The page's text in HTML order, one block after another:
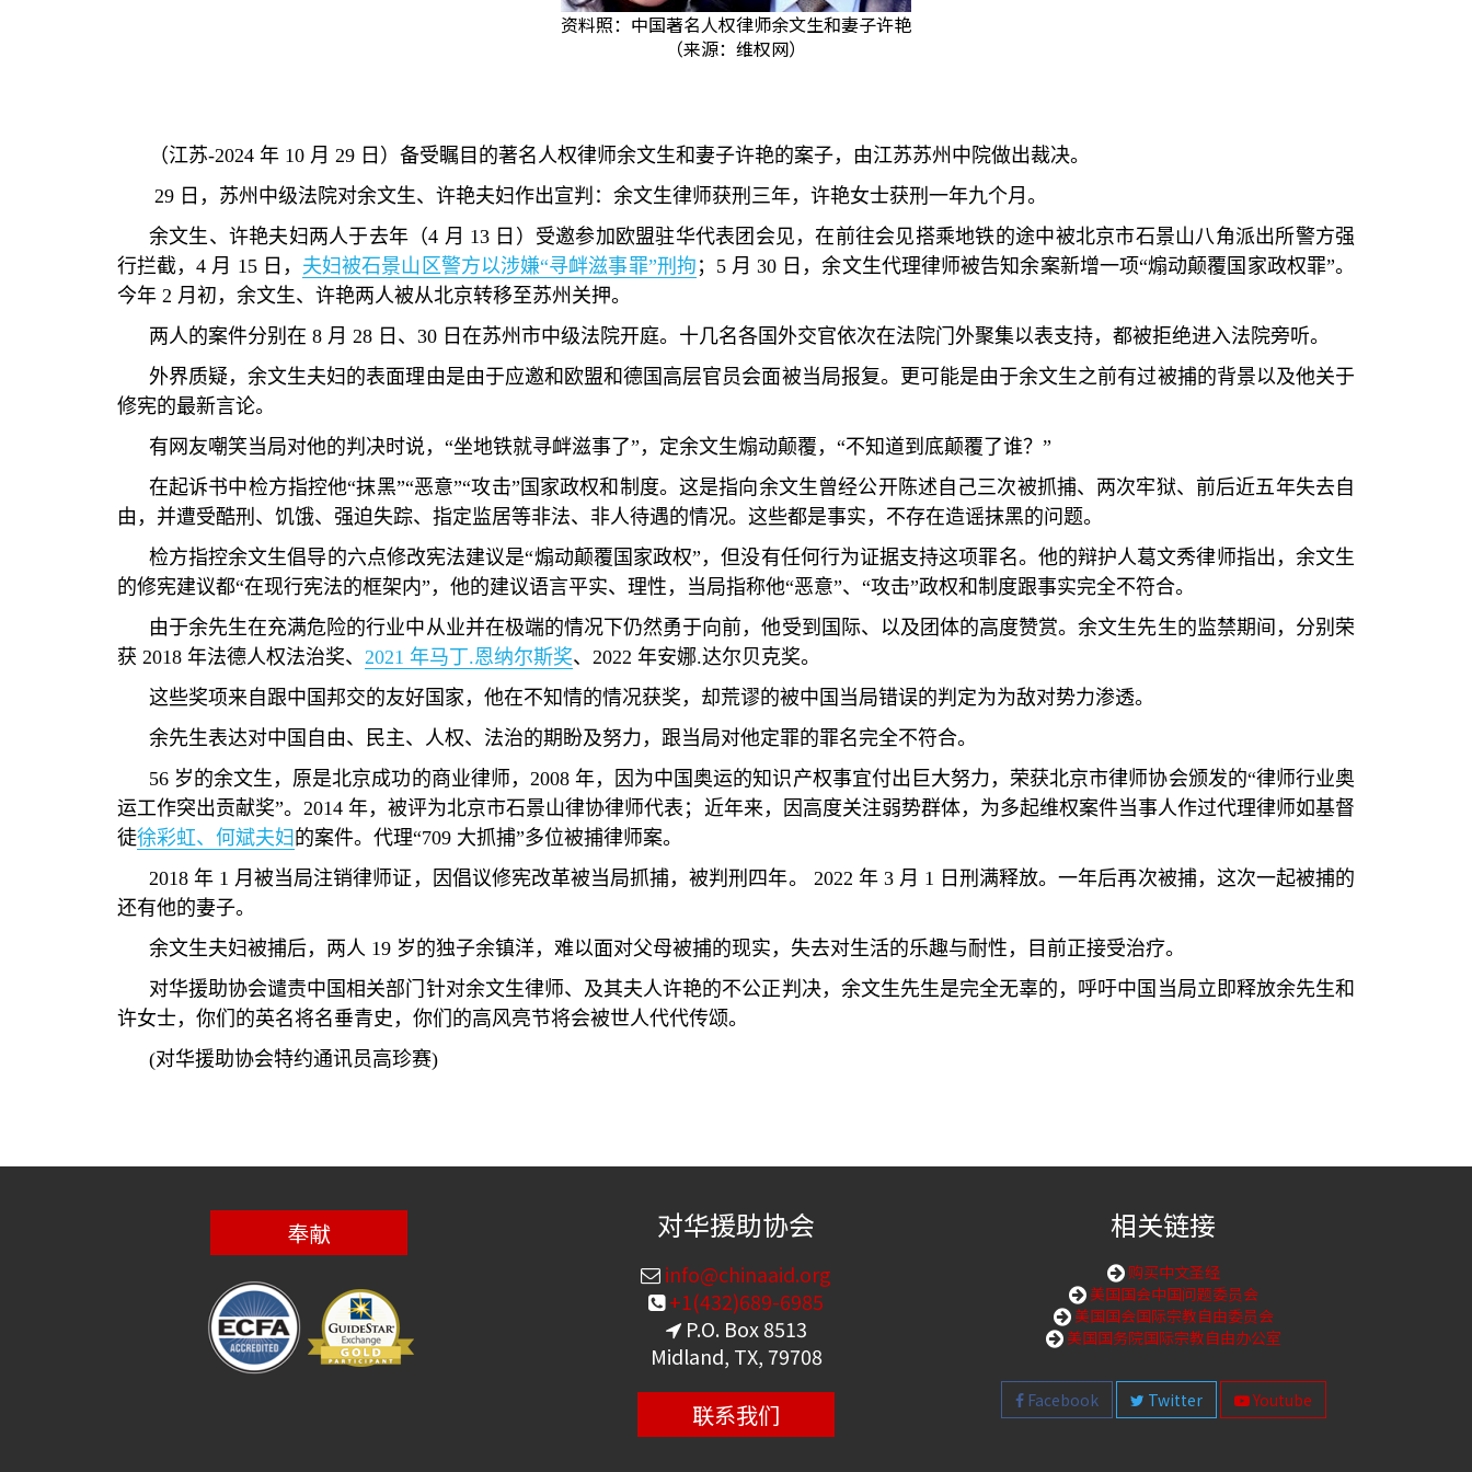
资料照：中国著名人权律师余文生和妻子许艳
（来源：维权网）
（江苏-2024 年10 月 29 日）备受瞩目的著名人权律师余文生和妻子许艳的案子，由江苏苏州中院做出裁决。
29 日，苏州中级法院对余文生、许艳夫妇作出宣判：余文生律师获刑三年，许艳女士获刑一年九个月。
余文生、许艳夫妇两人于去年（4 月 13 日）受邀参加欧盟驻华代表团会见，在前往会见搭乘地铁的途中被北京市石景山八角派出所警方强
行拦截，4 月 15 日， 夫妇被石景山区警方以涉嫌“寻衅滋事罪”刑拘 ； 5 月 30 日，余文生代理律师被告知余案新增一项“煽动颠覆国家政权罪”。
今年 2 月初，余文生、许艳两人被从北京转移至苏州关押。
两人的案件分别在 8 月 28 日、 30 日在苏州市中级法院开庭。十几名各国外交官依次在法院门外聚集以表支持，都被拒绝进入法院旁听。
外界质疑，余文生夫妇的表面理由是由于应邀和欧盟和德国高层官员会面被当局报复。更可能是由于余文生之前有过被捕的背景以及他关于
修宪的最新言论。
有网友嘲笑当局对他的判决时说， “坐地铁就寻衅滋事了” ，定余文生煽动颠覆， “不知道到底颠覆了谁？ ”
在起诉书中检方指控他“抹黑”“恶意”“攻击” 国家政权和制度。这是指向余文生曾经公开陈述自己三次被抓捕、两次牢狱、前后近五年失去自
由，并遭受酷刑、饥饿、强迫失踪、指定监居等非法、非人待遇的情况。这些都是事实，不存在造谣抹黑的问题。
检方指控余文生倡导的六点修改宪法建议是“煽动颠覆国家政权” ，但没有任何行为证据支持这项罪名。他的辩护人葛文秀律师指出，余文生
的修宪建议都“在现行宪法的框架内” ，他的建议语言平实、理性，当局指称他“恶意”、 “攻击”政权和制度跟事实完全不符合。
由于余先生在充满危险的行业中从业并在极端的情况下仍然勇于向前，他受到国际、以及团体的高度赞赏。余文生先生的监禁期间，分别荣
获 2018 年法德人权法治奖、 2021 年马丁.恩纳尔斯奖、 2022 年安娜.达尔贝克奖。
这些奖项来自跟中国邦交的友好国家，他在不知情的情况获奖，却荒谬的被中国当局错误的判定为为敌对势力渗透。
余先生表达对中国自由、民主、人权、法治的期盼及努力，跟当局对他定罪的罪名完全不符合。
56 岁的余文生，原是北京成功的商业律师， 2008 年，因为中国奥运的知识产权事宜付出巨大努力，荣获北京市律师协会颁发的“律师行业奥
运工作突出贡献奖”。2014年，被评为北京市石景山律协律师代表；近年来，因高度关注弱势群体，为多起维权案件当事人作过代理律师如基督
徒徐彩虹、何斌夫妇 的案件。代理“709 大抓捕”多位被捕律师案。
2018 年1 月被当局注销律师证，因倡议修宪改革被当局抓捕，被判刑四年。 2022 年3 月 1 日刑满释放。一年后再次被捕，这次一起被捕的
还有他的妻子。
余文生夫妇被捕后，两人19 岁的独子余镇洋，难以面对父母被捕的现实，失去对生活的乐趣与耐性，目前正接受治疗。
对华援助协会谴责中国相关部门针对余文生律师、及其夫人许艳的不公正判决，余文生先生是完全无辜的，呼吁中国当局立即释放余先生和
许女士，你们的英名将名垂青史，你们的高风亮节将会被世人代代传颂。
(对华援助协会特约通讯员高珍赛)
奉献 对华援助协会
info@chinaaid.org
+1(432)689-6985
P.O. Box 8513
Midland, TX, 79708
联系我们
相关链接
购买中文圣经
美国国会中国问题委员会
美国国会国际宗教自由委员会
美国国务院国际宗教自由办公室
Facebook Twitter Youtube